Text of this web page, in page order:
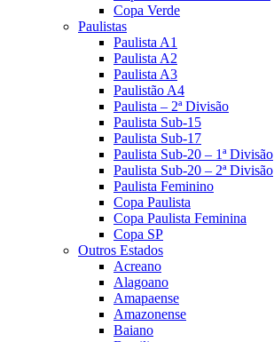
Copa Verde
Paulistas
Paulista A1
Paulista A2
Paulista A3
Paulistão A4
Paulista – 2ª Divisão
Paulista Sub-15
Paulista Sub-17
Paulista Sub-20 – 1ª Divisão
Paulista Sub-20 – 2ª Divisão
Paulista Feminino
Copa Paulista
Copa Paulista Feminina
Copa SP
Outros Estados
Acreano
Alagoano
Amapaense
Amazonense
Baiano